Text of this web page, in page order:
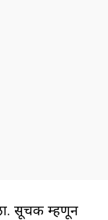
सूचक म्हणून